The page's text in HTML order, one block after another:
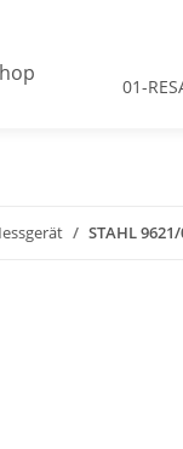
01-
STAHL